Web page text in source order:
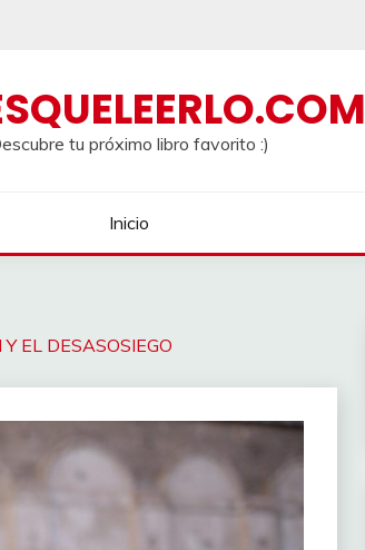
tu próximo libro favorito :)
Inicio
EL DESASOSIEGO